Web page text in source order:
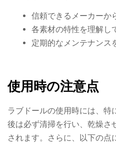
信頼できるメーカーか
各素材の特性を理解し
定期的なメンテナンス
使用時の注意点
ラブドールの使用時には、特
後は必ず清掃を行い、乾燥さ
されます。さらに、以下の点